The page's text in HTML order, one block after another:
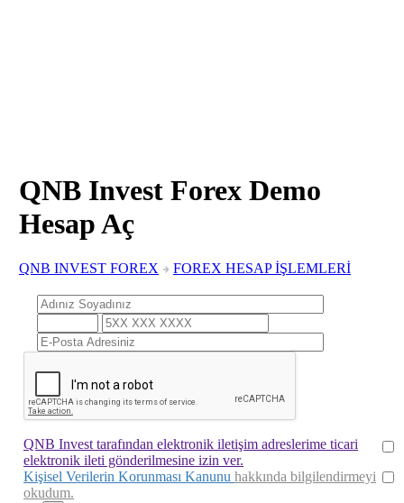
QNB Invest Forex Demo
Hesap Aç
QNB INVEST FOREX FOREX HESAP İŞLEMLERİ
QNB Invest tarafından elektronik iletişim adreslerime ticari
elektronik ileti gönderilmesine izin ver.
Kişisel Verilerin Korunması Kanunu hakkında bilgilendirmeyi
okudum.